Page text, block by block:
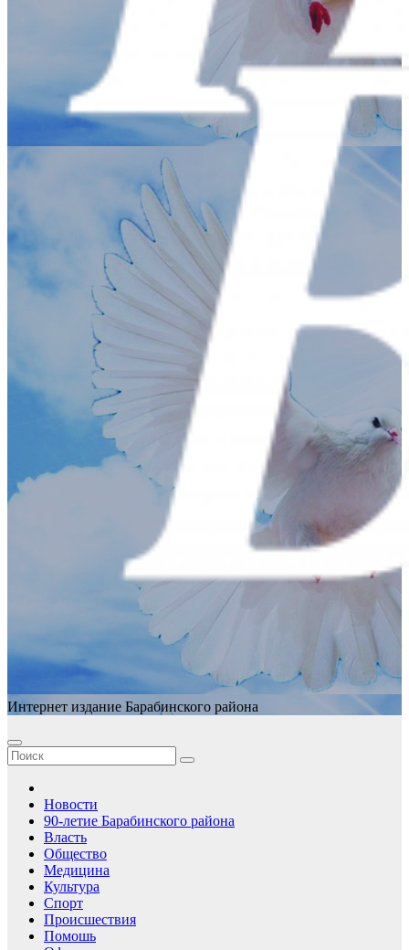
Интернет издание Барабинского района
Новости
90-летие Барабинского района
Власть
Общество
Медицина
Культура
Спорт
Происшествия
Помошь